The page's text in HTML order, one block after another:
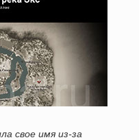
свое имя из-за